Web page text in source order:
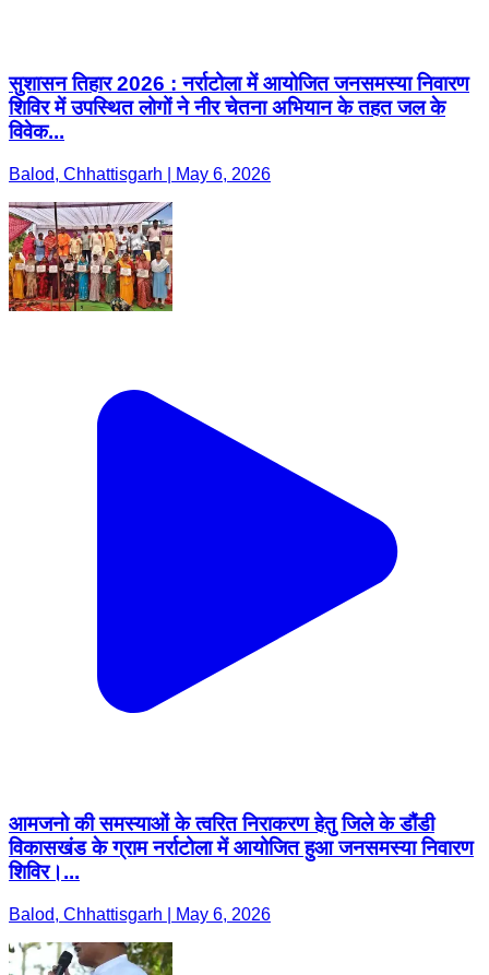
सुशासन तिहार 2026 : नर्राटोला में आयोजित जनसमस्या निवारण
शिविर में उपस्थित लोगों ने नीर चेतना अभियान के तहत जल के
विवेक...
Balod, Chhattisgarh | May 6, 2026
आमजनो की समस्याओं के त्वरित निराकरण हेतु जिले के डौंडी
विकासखंड के ग्राम नर्राटोला में आयोजित हुआ जनसमस्या निवारण
शिविर।...
Balod, Chhattisgarh | May 6, 2026